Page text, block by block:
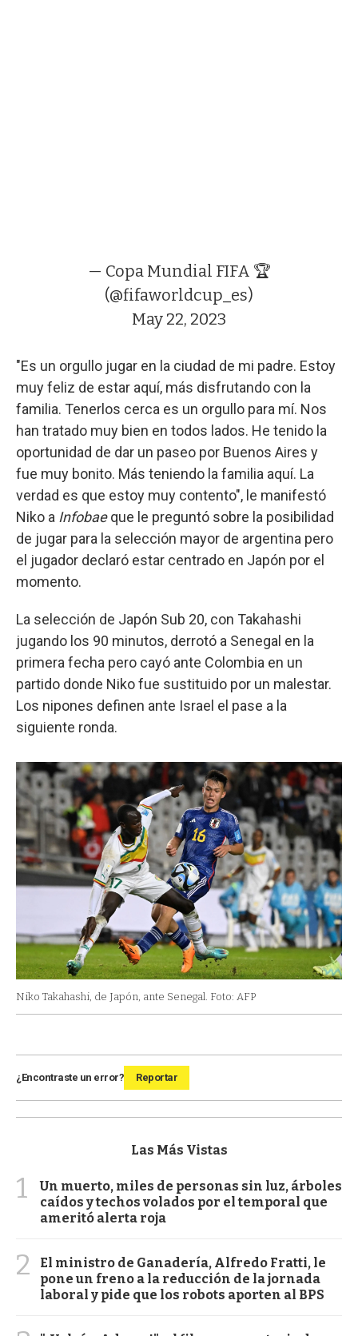
— Copa Mundial FIFA 🏆
(@fifaworldcup_es)
May 22, 2023
"Es un orgullo jugar en la ciudad de mi padre. Estoy
muy feliz de estar aquí, más disfrutando con la
familia. Tenerlos cerca es un orgullo para mí. Nos
han tratado muy bien en todos lados. He tenido la
oportunidad de dar un paseo por Buenos Aires y
fue muy bonito. Más teniendo la familia aquí. La
verdad es que estoy muy contento", le manifestó
Niko a Infobaeque le preguntó sobre la posibilidad
de jugar para la selección mayor de argentina pero
el jugador declaró estar centrado en Japón por el
momento.
La selección de Japón Sub 20, con Takahashi
jugando los 90 minutos, derrotó a Senegal en la
primera fecha pero cayó ante Colombia en un
partido donde Niko fue sustituido por un malestar.
Los nipones definen ante Israel el pase a la
siguiente ronda.
Niko Takahashi, de Japón, ante Senegal. Foto: AFP
¿Encontraste un error? Reportar
Las Más Vistas
1
Un muerto, miles de personas sin luz, árboles
caídos y techos volados por el temporal que
ameritó alerta roja
2
El ministro de Ganadería, Alfredo Fratti, le
pone un freno a la reducción de la jornada
laboral y pide que los robots aporten al BPS